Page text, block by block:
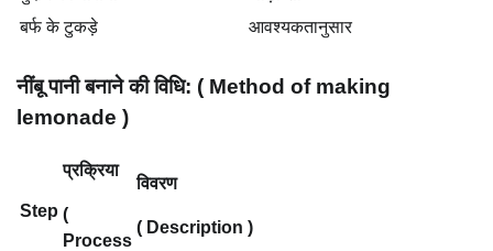
बर्फ के टुकड़े
आवश्यकतानुसार
नींबू पानी बनाने की विधि: ( Method of making
lemonade )
Step
प्रक्रिया
(
Process
विवरण
( Description )